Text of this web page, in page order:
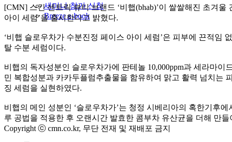
세미나 참가 신청
Breeze e-book
[CMN] 스킨 센트릭 뷰티 브랜드 ‘비햅(bhab)’이 쌀쌀해진 초겨
아이 세럼’을 출시한다고 밝혔다.
‘비햅 슬로우차가 수분진정 페이스 아이 세럼’은 피부에 끈적임
탈 수분 세럼이다.
비햅의 독자성분인 슬로우차가에 판테놀 10,000ppm과 세라마
민 복합성분과 카카두플럼추출물을 함유하여 맑고 활력 넘치는
징 세럼을 실현하였다.
비햅의 메인 성분인 ‘슬로우차가’는 청정 시베리아의 혹한기후
루 공법을 적용한 후 오랜시간 발효한 콤부차 유산균을 더해 만
Copyright ⓒ cmn.co.kr, 무단 전재 및 재배포 금지